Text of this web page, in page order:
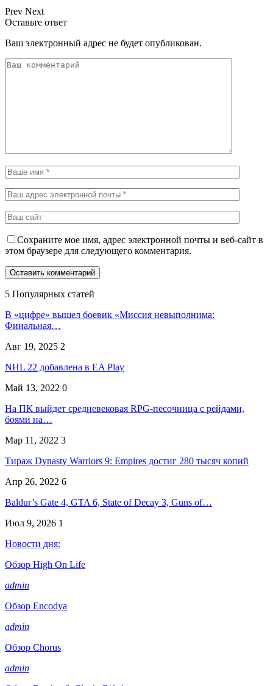
Prev Next
Оставьте ответ
Ваш электронный адрес не будет опубликован.
Сохраните мое имя, адрес электронной почты и веб-сайт в
этом браузере для следующего комментария.
5 Популярных статей
В «цифре» вышел боевик «Миссия невыполнима:
Финальная…
Авг 19, 2025 2
NHL 22 добавлена в EA Play
Май 13, 2022 0
На ПК выйдет средневековая RPG-песочница с рейдами,
боями на…
Мар 11, 2022 3
Тираж Dynasty Warriors 9: Empires достиг 280 тысяч копий
Апр 26, 2022 6
Baldur’s Gate 4, GTA 6, State of Decay 3, Guns of…
Июл 9, 2026 1
Новости дня:
Обзор High On Life
admin
Обзор Encodya
admin
Обзор Chorus
admin